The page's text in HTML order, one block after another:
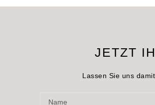
JETZT
Lassen Sie uns